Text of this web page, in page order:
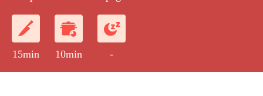
15min 10min -